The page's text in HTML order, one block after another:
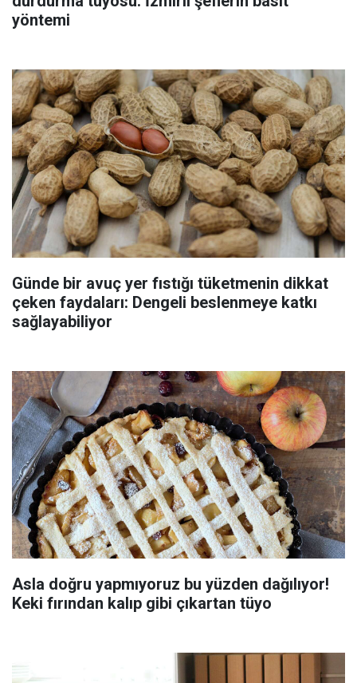
yöntemi
Günde bir avuç yer fıstığı tüketmenin dikkat
çeken faydaları: Dengeli beslenmeye katkı
sağlayabiliyor
Asla doğru yapmıyoruz bu yüzden dağılıyor!
Keki fırından kalıp gibi çıkartan tüyo